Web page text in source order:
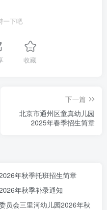
来临，如有电话咨询请于
附近适龄幼儿基本情况，
，有寒暑假，不设回民
一下吧
收藏
下一篇
北京市通州区童真幼儿园
2025年春季招生简章
年秋季托班招生简章
年秋季补录通知
员会三里河幼儿园2026年秋